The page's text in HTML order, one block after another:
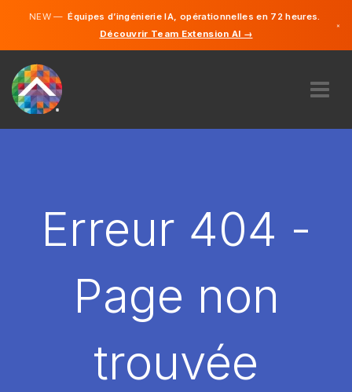
NEW —Équipes d’ingénierie IA, opérationnelles en 72 heures.
Découvrir Team Extension AI →
×
DÉMARRER
Erreur 404 -
Page non
trouvée